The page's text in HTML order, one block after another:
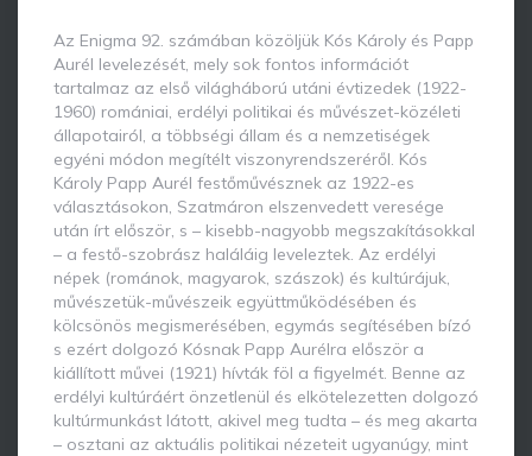
Az Enigma 92. számában közöljük Kós Károly és Papp
Aurél levelezését, mely sok fontos információt
tartalmaz az első világháború utáni évtizedek (1922-
1960) romániai, erdélyi politikai és művészet-közéleti
állapotairól, a többségi állam és a nemzetiségek
egyéni módon megítélt viszonyrendszeréről. Kós
Károly Papp Aurél festőművésznek az 1922-es
választásokon, Szatmáron elszenvedett veresége
után írt először, s – kisebb-nagyobb megszakításokkal
– a festő-szobrász haláláig leveleztek. Az erdélyi
népek (románok, magyarok, szászok) és kultúrájuk,
művészetük-művészeik együttműködésében és
kölcsönös megismerésében, egymás segítésében bízó
s ezért dolgozó Kósnak Papp Aurélra először a
kiállított művei (1921) hívták föl a figyelmét. Benne az
erdélyi kultúráért önzetlenül és elkötelezetten dolgozó
kultúrmunkást látott, akivel meg tudta – és meg akarta
– osztani az aktuális politikai nézeteit ugyanúgy, mint